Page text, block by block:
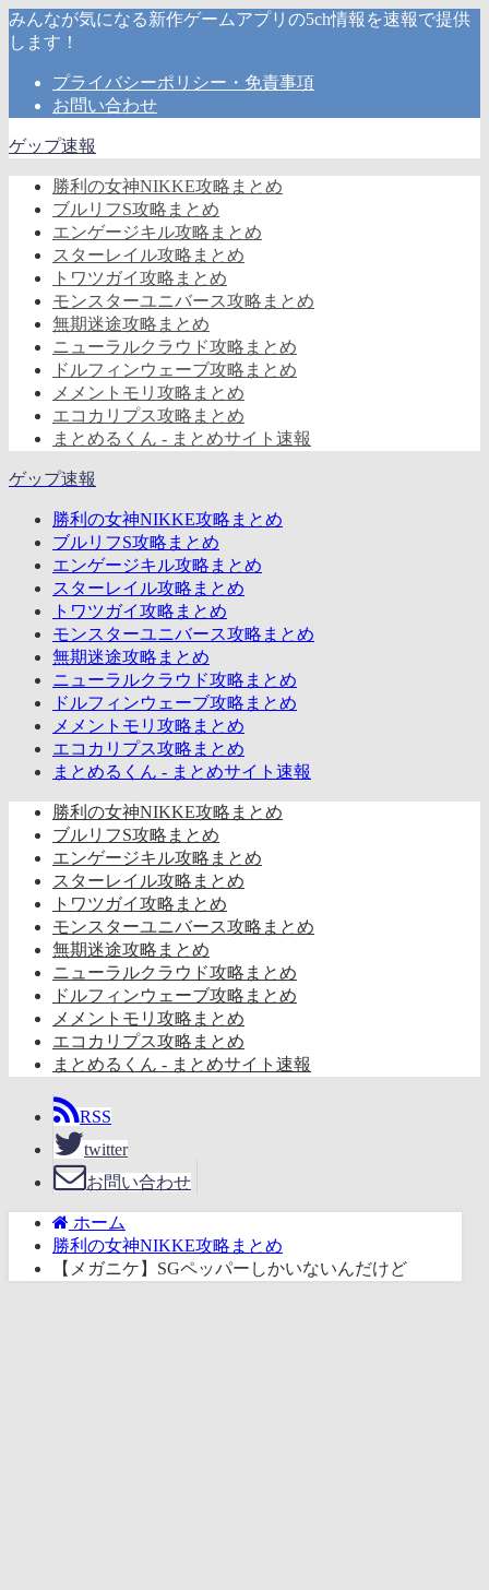
みんなが気になる新作ゲームアプリの5ch情報を速報で提供
します！
プライバシーポリシー・免責事項
お問い合わせ
ゲップ速報
勝利の女神NIKKE攻略まとめ
ブルリフS攻略まとめ
エンゲージキル攻略まとめ
スターレイル攻略まとめ
トワツガイ攻略まとめ
モンスターユニバース攻略まとめ
無期迷途攻略まとめ
ニューラルクラウド攻略まとめ
ドルフィンウェーブ攻略まとめ
メメントモリ攻略まとめ
エコカリプス攻略まとめ
まとめるくん - まとめサイト速報
ゲップ速報
勝利の女神NIKKE攻略まとめ
ブルリフS攻略まとめ
エンゲージキル攻略まとめ
スターレイル攻略まとめ
トワツガイ攻略まとめ
モンスターユニバース攻略まとめ
無期迷途攻略まとめ
ニューラルクラウド攻略まとめ
ドルフィンウェーブ攻略まとめ
メメントモリ攻略まとめ
エコカリプス攻略まとめ
まとめるくん - まとめサイト速報
勝利の女神NIKKE攻略まとめ
ブルリフS攻略まとめ
エンゲージキル攻略まとめ
スターレイル攻略まとめ
トワツガイ攻略まとめ
モンスターユニバース攻略まとめ
無期迷途攻略まとめ
ニューラルクラウド攻略まとめ
ドルフィンウェーブ攻略まとめ
メメントモリ攻略まとめ
エコカリプス攻略まとめ
まとめるくん - まとめサイト速報
RSS
twitter
お問い合わせ
ホーム
勝利の女神NIKKE攻略まとめ
【メガニケ】SGペッパーしかいないんだけど